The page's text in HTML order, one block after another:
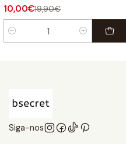
10,00€19,90€
Quantidade
Siga-nos